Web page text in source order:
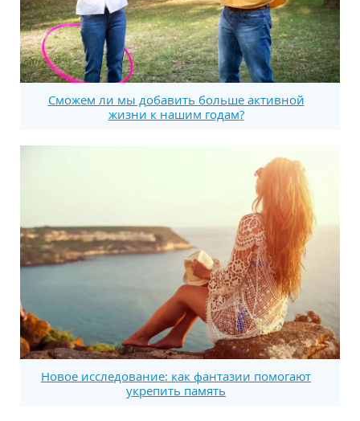
Сможем ли мы добавить больше активной
жизни к нашим годам?
Новое исследование: как фантазии помогают
укрепить память